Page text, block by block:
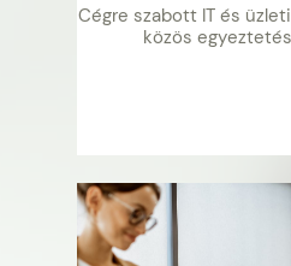
Cégre szabott IT és
közös